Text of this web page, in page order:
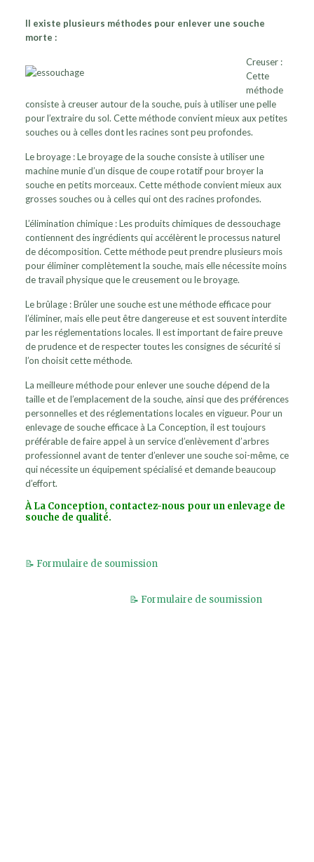
Il existe plusieurs méthodes pour enlever une souche
morte :
Creuser :
Cette
méthode
consiste à creuser autour de la souche, puis à utiliser une pelle
pour l’extraire du sol. Cette méthode convient mieux aux petites
souches ou à celles dont les racines sont peu profondes.
Le broyage : Le broyage de la souche consiste à utiliser une
machine munie d’un disque de coupe rotatif pour broyer la
souche en petits morceaux. Cette méthode convient mieux aux
grosses souches ou à celles qui ont des racines profondes.
L’élimination chimique : Les produits chimiques de dessouchage
contiennent des ingrédients qui accélèrent le processus naturel
de décomposition. Cette méthode peut prendre plusieurs mois
pour éliminer complètement la souche, mais elle nécessite moins
de travail physique que le creusement ou le broyage.
Le brûlage : Brûler une souche est une méthode efficace pour
l’éliminer, mais elle peut être dangereuse et est souvent interdite
par les réglementations locales. Il est important de faire preuve
de prudence et de respecter toutes les consignes de sécurité si
l’on choisit cette méthode.
La meilleure méthode pour enlever une souche dépend de la
taille et de l’emplacement de la souche, ainsi que des préférences
personnelles et des réglementations locales en vigueur. Pour un
enlevage de souche efficace à La Conception, il est toujours
préférable de faire appel à un service d’enlèvement d’arbres
professionnel avant de tenter d’enlever une souche soi-même, ce
qui nécessite un équipement spécialisé et demande beaucoup
d’effort.
À La Conception, contactez-nous pour un enlevage de
souche de qualité.
📝 Formulaire de soumission
📝 Formulaire de soumission